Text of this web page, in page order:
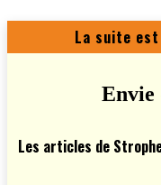
La suite est
Envie
Les articles de